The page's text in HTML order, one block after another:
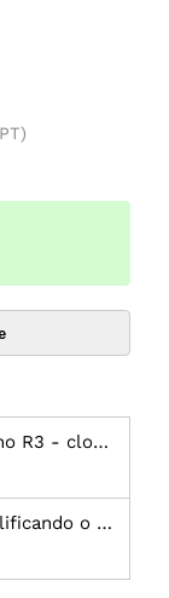
cabeçalhos
Cytron Maker pHAT: Simplificando o Raspberry Pi para {Education}